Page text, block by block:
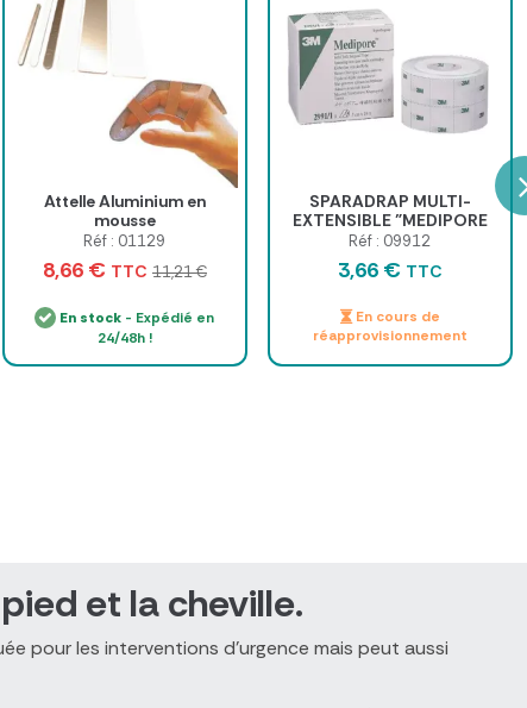
Attelle Aluminium en
mousse
Réf : 01129
8,66 € TTC 11,21 €
En stock - Expédié en
24/48h !
SPARADRAP MULTI-
EXTENSIBLE "MEDIPORE
LINER" 3M
Réf : 09912
3,66 € TTC
En cours de
réapprovisionnement
et la cheville.
pour les interventions d'urgence mais peut aussi